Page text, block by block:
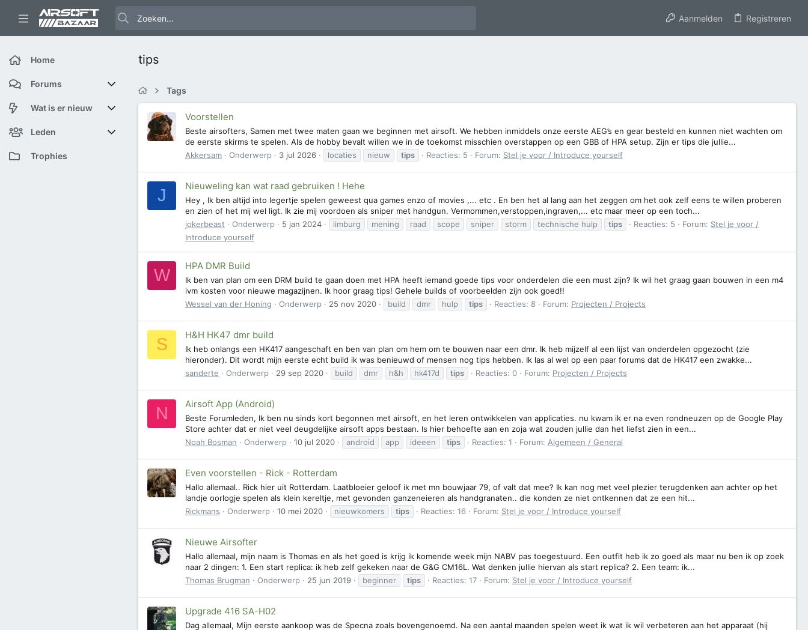
Aanmelden Registreren
Home
Forums
Nieuwe berichten
Zoek forums
Wat is er nieuw
Featured content
Nieuwe berichten
Leden
Huidige bezoekers
Trophies
tips
Tags
Voorstellen
Beste airsofters, Samen met twee maten gaan we beginnen met airsoft. We hebben inmiddels onze eerste AEG’s en gear besteld en kunnen niet wachten om
de eerste skirms te spelen. Als de hobby bevalt willen we in de toekomst misschien overstappen op een GBB of HPA setup. Zijn er tips die jullie...
Akkersam
Onderwerp 3 jul 2026 locaties nieuw tips Reacties: 5 Forum: Stel je voor / Introduce yourself
J Nieuweling kan wat raad gebruiken ! Hehe
Hey , Ik ben altijd into legertje spelen geweest qua games enzo of movies ,... etc . En ben het al lang aan het zeggen om het ook zelf eens te willen proberen
en zien of het mij wel ligt. Ik zie mij voordoen als sniper met handgun. Vermommen,verstoppen,ingraven,... etc maar meer op een toch...
jokerbeast
Onderwerp 5 jan 2024 limburg mening raad scope sniper storm technische hulp tips Reacties: 5 Forum: Stel je voor /
Introduce yourself
W HPA DMR Build
Ik ben van plan om een DRM build te gaan doen met HPA heeft iemand goede tips voor onderdelen die een must zijn? Ik wil het graag gaan bouwen in een m4
ivm kosten voor nieuwe magazijnen. Ik hoor graag tips! Gehele builds of voorbeelden zijn ook goed!!
Wessel van der Honing
Onderwerp 25 nov 2020 build dmr hulp tips Reacties: 8 Forum: Projecten / Projects
S H&H HK47 dmr build
Ik heb onlangs een HK417 aangeschaft en ben van plan om hem om te bouwen naar een dmr. Ik heb mijzelf al een lijst van onderdelen opgezocht (zie
hieronder). Dit wordt mijn eerste echt build ik was benieuwd of mensen nog tips hebben. Ik las al wel op een paar forums dat de HK417 een zwakke...
sanderte
Onderwerp 29 sep 2020 build dmr h&h hk417d tips Reacties: 0 Forum: Projecten / Projects
N Airsoft App (Android)
Beste Forumleden, Ik ben nu sinds kort begonnen met airsoft, en het leren ontwikkelen van applicaties. nu kwam ik er na even rondneuzen op de Google Play
Store achter dat er niet veel deugdelijke airsoft apps bestaan. Is hier behoefte aan en zoja wat zouden jullie dan het liefst zien in een...
Noah Bosman
Onderwerp 10 jul 2020 android app ideeen tips Reacties: 1 Forum: Algemeen / General
Even voorstellen - Rick - Rotterdam
Hallo allemaal.. Rick hier uit Rotterdam. Laatbloeier geloof ik met mn bouwjaar 79, of valt dat mee? Ik kan nog met veel plezier terugdenken aan achter op het
landje oorlogje spelen als klein kereltje, met gevonden ganzeneieren als handgranaten.. die konden ze niet ontkennen dat ze een hit...
Rickmans
Onderwerp 10 mei 2020 nieuwkomers tips Reacties: 16 Forum: Stel je voor / Introduce yourself
Nieuwe Airsofter
Hallo allemaal, mijn naam is Thomas en als het goed is krijg ik komende week mijn NABV pas toegestuurd. Een outfit heb ik zo goed als maar nu ben ik op zoek
naar 2 dingen: 1. Een start replica: ik heb zelf gekeken naar de G&G CM16L. Wat denken jullie hiervan als start replica? 2. Een team: ik...
Thomas Brugman
Onderwerp 25 jun 2019 beginner tips Reacties: 17 Forum: Stel je voor / Introduce yourself
Upgrade 416 SA-H02
Dag allemaal, Mijn eerste aankoop was de Specna zoals bovengenoemd. Na een aantal maanden spelen weet ik wat ik wil verbeteren aan het apparaat (hij